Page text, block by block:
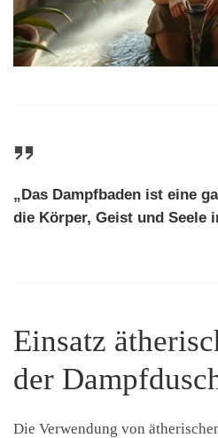
„Das Dampfbaden ist eine
die Körper, Geist und Seele
Einsatz
der
Die Verwendung von